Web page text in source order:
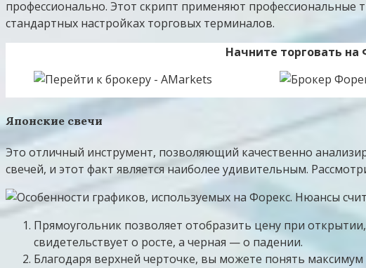
профессионально. Этот скрипт применяют
стандартных настройках торговых терминалов.
Начните торговать
Японские свечи
Это отличный инструмент, позволяющий качественно
свечей, и этот факт является наиболее удивительным.
Прямоугольник позволяет отобразить цену при
свидетельствует о росте, а черная — о падении.
Благодаря верхней черточке, вы можете понять